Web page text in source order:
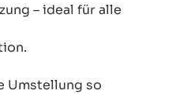
– ideal für alle
Umstellung so